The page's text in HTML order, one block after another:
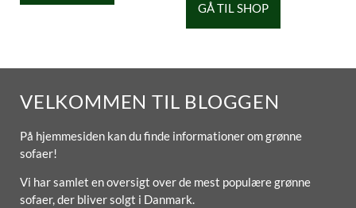
GÅ TIL SHOP
VELKOMMEN TIL BLOGGEN
På hjemmesiden kan du finde informationer om grønne
sofaer!
Vi har samlet en oversigt over de mest populære grønne
sofaer, der bliver solgt i Danmark.